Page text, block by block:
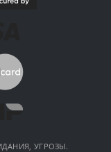
УГРОЗЫ.